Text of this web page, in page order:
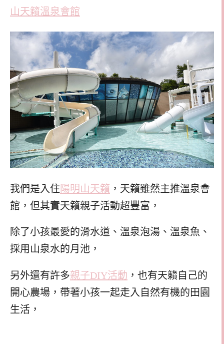
山天籟溫泉會館
我們是入住陽明山天籟 ，天籟雖然主推溫泉會
館，但其實天籟親子活動超豐富，
除了小孩最愛的滑水道、溫泉泡湯、溫泉魚、
採用山泉水的月池，
另外還有許多親子DIY活動 ，也有天籟自己的
開心農場，帶著小孩一起走入自然有機的田園
生活，